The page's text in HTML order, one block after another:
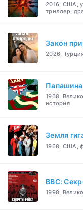
2016, США,
триллер,
Закон
2026,
1968,
история
Земля
1968, США,
BBC:
1998,